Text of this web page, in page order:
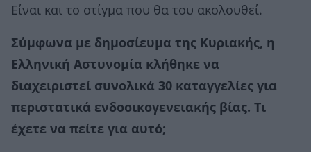
Είναι και το στίγμα που θα του ακολουθεί.
Σύμφωνα με δημοσίευμα της Κυριακής, η
Ελληνική Αστυνομία κλήθηκε να
διαχειριστεί συνολικά 30 καταγγελίες για
περιστατικά ενδοοικογενειακής βίας. Τι
έχετε να πείτε για αυτό;